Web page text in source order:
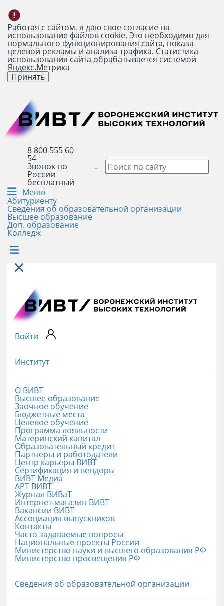
Работая с сайтом, я даю свое согласие на
использование файлов cookie. Это необходимо для
нормального функционирования сайта, показа
целевой рекламы и анализа трафика. Статистика
использования сайта обрабатывается системой
Яндекс.Метрика
Принять
8 800 555 60
54
Звонок по
России
бесплатный
Меню
Абитуриенту
Сведения об образовательной организации
Высшее образование
Доп. образование
Колледж
Войти
Институт
О ВИВТ
Высшее образование
Заочное обучение
Бюджетные места
Целевое обучение
Программа лояльности
Материнский капитал
Образовательный кредит
Партнеры и работодатели
Центр карьеры ВИВТ
Сертификация и вендоры
ВИВТ Медиа
АРТ ВИВТ
Журнал ВИВаТ
Интернет-магазин ВИВТ
Вакансии ВИВТ
Ассоциация выпускников
Контакты
Часто задаваемые вопросы
Национальные проекты России
Министерство науки и высшего образования РФ
Министерство просвещения РФ
Сведения об образовательной организации